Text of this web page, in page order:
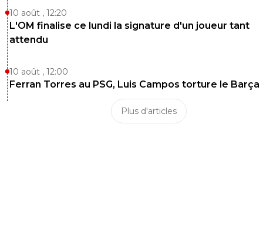
10 août , 12:20
L'OM finalise ce lundi la signature d'un joueur tant
attendu
10 août , 12:00
Ferran Torres au PSG, Luis Campos torture le Barça
Plus d'articles